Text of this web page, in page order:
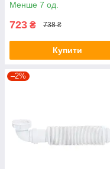
Менше 7 од.
723 ₴ 738 ₴
Купити
–2%